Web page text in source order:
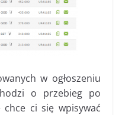
w ogłoszeniu
o przebieg po
chce ci się wpisywać